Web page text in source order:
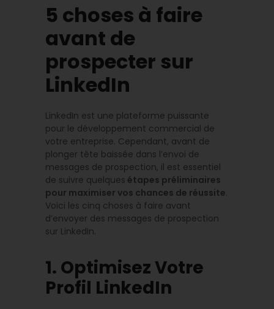
5 choses à faire
avant de
prospecter sur
LinkedIn
LinkedIn est une plateforme puissante
pour le développement commercial de
votre entreprise. Cependant, avant de
plonger tête baissée dans l’envoi de
messages de prospection, il est essentiel
de suivre quelques étapes préliminaires
pour maximiser vos chances de réussite.
Voici les cinq choses à faire avant
d’envoyer des messages de prospection
sur LinkedIn.
1. Optimisez Votre
Profil LinkedIn